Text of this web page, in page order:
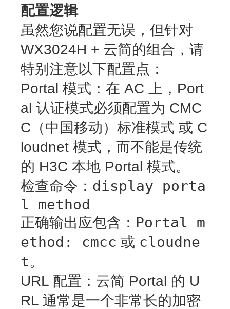
配置逻辑
虽然您说配置无误，但针对
WX3024H + 云简的组合，请
特别注意以下配置点：
Portal 模式 ：在 AC 上，Port
al 认证模式必须配置为 CMC
C（中国移动）标准模式 或 C
loudnet 模式 ，而不能是传统
的 H3C 本地 Portal 模式。
检查命令 ： display porta
l method
正确输出应包含 ： Portal m
ethod: cmcc 或 cloudne
t。
URL 配置 ：云简 Portal 的 U
RL 通常是一个非常长的加密